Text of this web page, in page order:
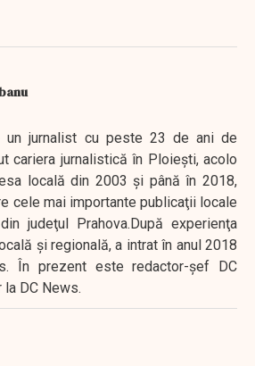
un jurnalist cu peste 23 de ani de
cariera jurnalistică în Ploieşti, acolo
locală din 2003 şi până în 2018,
cele mai importante publicaţii locale
judeţul Prahova.După experienţa
şi regională, a intrat în anul 2018
În prezent este redactor-şef DC
DC News.